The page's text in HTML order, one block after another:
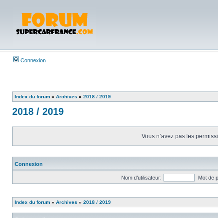
Connexion
Index du forum » Archives » 2018 / 2019
2018 / 2019
Vous n’avez pas les
Connexion
Nom d’utilisateur: Mot de
Index du forum » Archives » 2018 / 2019